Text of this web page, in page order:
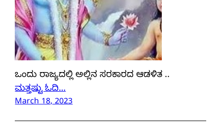
ಒಂದು ರಾಜ್ಯದಲ್ಲಿ ಅಲ್ಲಿನ ಸರಕಾರದ ಆಡಳಿತ ..
ಮತ್ತಷ್ಟು ಓದಿ…
March 18, 2023